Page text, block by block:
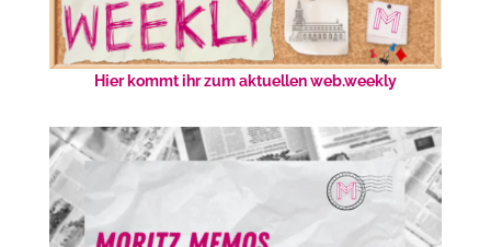
Hier kommt ihr zum aktuellen web.weekly